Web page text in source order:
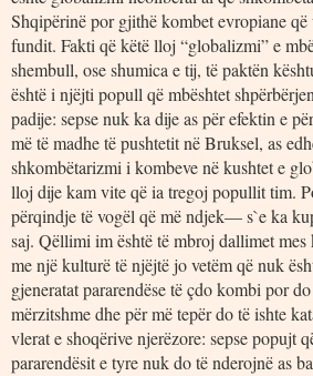
Shqipërinë por gjithë kombet evropiane
fundit. Fakti që këtë lloj “globalizmi” e
shembull, ose shumica e tij, të paktën
është i njëjti popull që mbështet
padije: sepse nuk ka dije as për efektin e
më të madhe të pushtetit në Bruksel, as
shkombëtarizmi i kombeve në kushtet e
lloj dije kam vite që ia tregoj popullit tim.
përqindje të vogël që më ndjek— s`e ka
saj. Qëllimi im është të mbroj dallimet mes
me një kulturë të njëjtë jo vetëm që nuk
gjeneratat pararendëse të çdo kombi por
mërzitshme dhe për më tepër do të ishte
vlerat e shoqërive njerëzore: sepse popujt
pararendësit e tyre nuk do të nderojnë as